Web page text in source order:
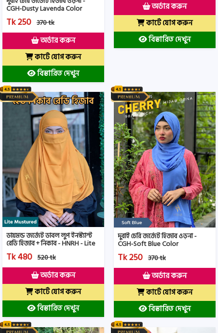
CGH-Dusty Lavenda Color
Tk 250 370 tk
অর্ডার করুন
কার্টে যোগ করুন
বিস্তারিত দেখুন
অর্ডার করুন
কার্টে যোগ করুন
বিস্তারিত দেখুন
ডায়মন্ড জর্জেট ডাবল লুপ ইনস্ট্যান্ট
রেডি হিজাব + নিকাব - HNRH - Lite
Mustered Color
Tk 480 520 tk
অর্ডার করুন
কার্টে যোগ করুন
বিস্তারিত দেখুন
দুবাই চেরি জর্জেট হিজাব ওড়না -
CGH-Soft Blue Color
Tk 250 370 tk
অর্ডার করুন
কার্টে যোগ করুন
বিস্তারিত দেখুন